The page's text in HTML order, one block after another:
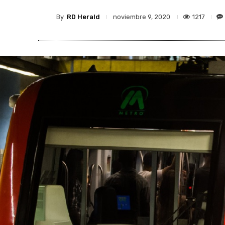
By RD Herald noviembre 9, 2020 1217